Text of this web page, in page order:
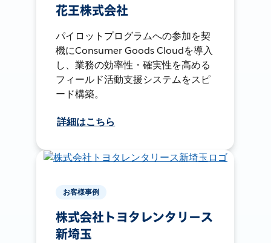
花王株式会社
パイロットプログラムへの参加を契
機にConsumer Goods Cloudを導入
し、業務の効率性・確実性を高める
フィールド活動支援システムをスピ
ード構築。
詳細はこちら
お客様事例
株式会社トヨタレンタリース
新埼玉